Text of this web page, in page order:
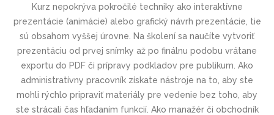
Kurz nepokrýva pokročilé techniky ako interaktívne
prezentácie (animácie) alebo grafický návrh prezentácie, tie
sú obsahom vyššej úrovne. Na školení sa naučíte vytvoriť
prezentáciu od prvej snímky až po finálnu podobu vrátane
exportu do PDF či prípravy podkladov pre publikum. Ako
administratívny pracovník získate nástroje na to, aby ste
mohli rýchlo pripraviť materiály pre vedenie bez toho, aby
ste strácali čas hľadaním funkcií. Ako manažér či obchodník